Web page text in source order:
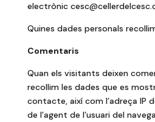
electrònic
Quines dades personals
Comentaris
Quan els visitants deixen
recollim les dades que es
contacte, així com l’adreça IP
de l’agent de l’usuari del